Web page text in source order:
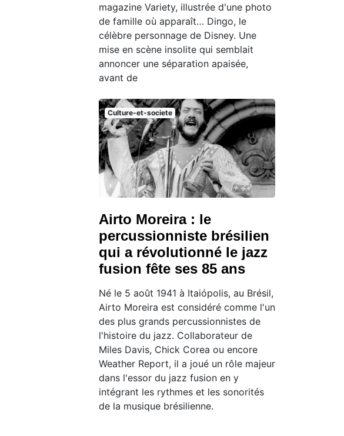
magazine Variety, illustrée d'une photo
de famille où apparaît… Dingo, le
célèbre personnage de Disney. Une
mise en scène insolite qui semblait
annoncer une séparation apaisée,
avant de
Culture-et-societe
Airto Moreira : le
percussionniste brésilien
qui a révolutionné le jazz
fusion fête ses 85 ans
Né le 5 août 1941 à Itaiópolis, au Brésil,
Airto Moreira est considéré comme l'un
des plus grands percussionnistes de
l'histoire du jazz. Collaborateur de
Miles Davis, Chick Corea ou encore
Weather Report, il a joué un rôle majeur
dans l'essor du jazz fusion en y
intégrant les rythmes et les sonorités
de la musique brésilienne.